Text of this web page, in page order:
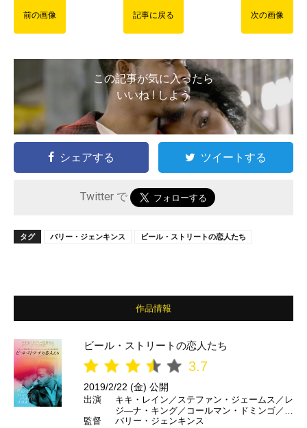
前の画像 記事に戻る 次の画像
この記事が気に入ったら
いいね ! しよう
シェアする ツイートする
Twitter で
タグ バリー・ジェンキンス ビール・ストリートの恋人たち
作品情報
ビール・ストリートの恋人たち
3.7
2019/2/22 (金) 公開
出演
キキ・レイン／ステファン・ジェームス／レ
ジ―ナ・キング／コールマン・ドミンゴ／マ
イケル・ビーチ／ディエゴ・ルナ／エド・ス
監督 バリー・ジェンキンス